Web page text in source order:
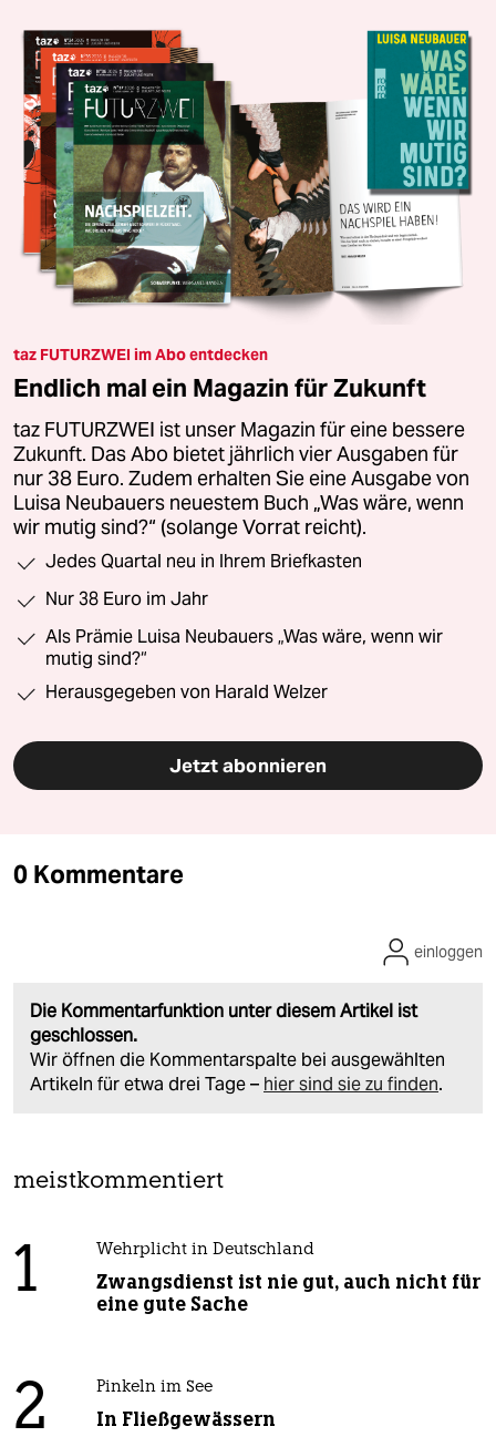
taz FUTURZWEI im Abo entdecken
Endlich mal ein Magazin für Zukunft
taz FUTURZWEI ist unser Magazin für eine bessere
Zukunft. Das Abo bietet jährlich vier Ausgaben für
nur 38 Euro. Zudem erhalten Sie eine Ausgabe von
Luisa Neubauers neuestem Buch „Was wäre, wenn
wir mutig sind?“ (solange Vorrat reicht).
Jedes Quartal neu in Ihrem Briefkasten
Nur 38 Euro im Jahr
Als Prämie Luisa Neubauers „Was wäre, wenn wir
mutig sind?“
Herausgegeben von Harald Welzer
Jetzt abonnieren
0 Kommentare
Die Kommentarfunktion unter diesem Artikel ist
geschlossen.
Wir öffnen die Kommentarspalte bei ausgewählten
Artikeln für etwa drei Tage – hier sind sie zu finden.
einloggen
meistkommentiert
1 Wehrplicht in Deutschland
Zwangsdienst ist nie gut, auch nicht für
eine gute Sache
2 Pinkeln im See
In Fließgewässern